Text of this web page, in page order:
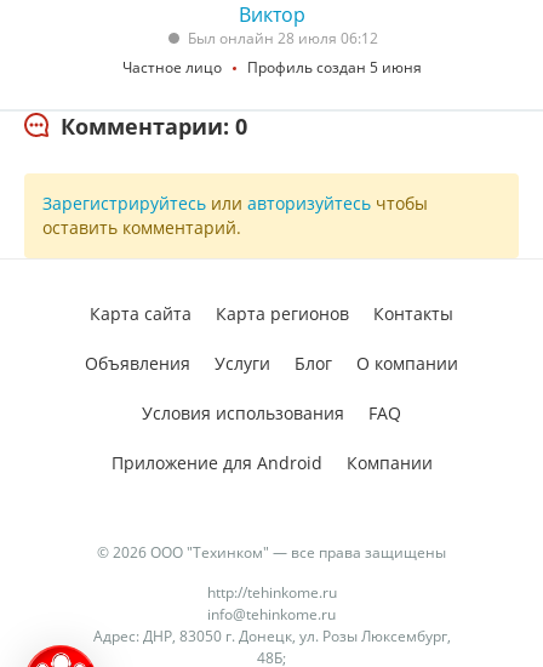
Виктор
Был онлайн 28 июля 06:12
Частное лицо
Профиль создан 5 июня
Комментарии: 0
Зарегистрируйтесь или авторизуйтесь чтобы
оставить комментарий.
© 2026 ООО "Техинком" — все права защищены
http://tehinkome.ru
info@tehinkome.ru
Адрес: ДНР, 83050 г. Донецк, ул. Розы Люксембург,
48Б;
Карта сайта Карта регионов Контакты
Объявления Услуги Блог О компании
Условия использования FAQ
Приложение для Android Компании